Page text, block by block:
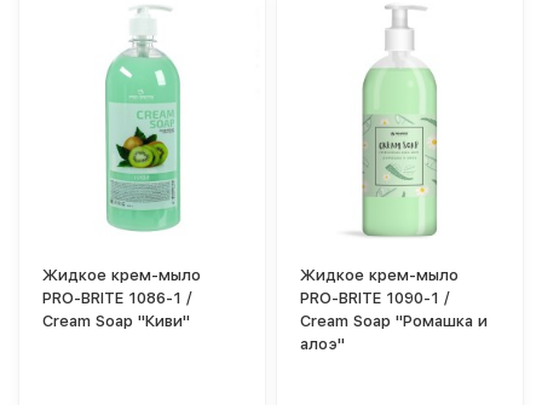
Жидкое крем-мыло
PRO-BRITE 1086-1 /
Cream Soap "Киви"
Жидкое крем-мыло
PRO-BRITE 1090-1 /
Cream Soap "Ромашка и
алоэ"